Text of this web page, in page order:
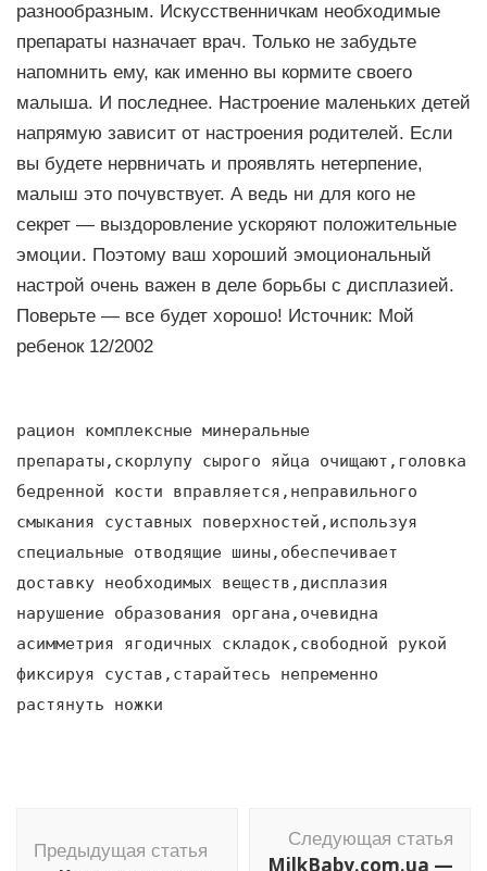
разнообразным. Искусственничкам необходимые
препараты назначает врач. Только не забудьте
напомнить ему, как именно вы кормите своего
малыша. И последнее. Настроение маленьких детей
напрямую зависит от настроения родителей. Если
вы будете нервничать и проявлять нетерпение,
малыш это почувствует. А ведь ни для кого не
секрет — выздоровление ускоряют положительные
эмоции. Поэтому ваш хороший эмоциональный
настрой очень важен в деле борьбы с дисплазией.
Поверьте — все будет хорошо! Источник: Мой
ребенок 12/2002
рацион комплексные минеральные
препараты,скорлупу сырого яйца очищают,головка
бедренной кости вправляется,неправильного
смыкания суставных поверхностей,используя
специальные отводящие шины,обеспечивает
доставку необходимых веществ,дисплазия
нарушение образования органа,очевидна
асимметрия ягодичных складок,свободной рукой
фиксируя сустав,старайтесь непременно
растянуть ножки
по
Предыдущая статья
Следующая статья
MilkBaby.com.ua —